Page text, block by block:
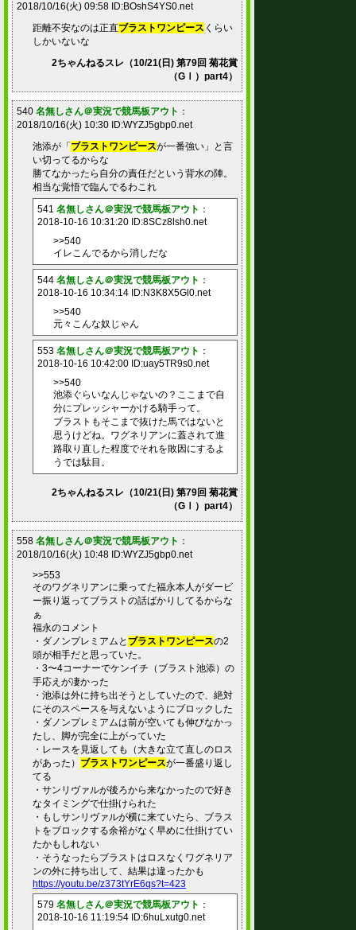
2018/10/16(火) 09:58 ID:BOshS4YS0.net
距離不安なのは正直ブラストワンピース くらい
しかいないな
2ちゃんねるスレ（10/21(日) 第79回 菊花賞
（GⅠ）part4）
540 名無しさん＠実況で競馬板アウト ：
2018/10/16(火) 10:30 ID:WYZJ5gbp0.net
池添が「 ブラストワンピースが一番強い」と言
い切ってるからな
勝てなかったら自分の責任だという背水の陣。
相当な覚悟で臨んでるわこれ
541 名無しさん＠実況で競馬板アウト ：
2018-10-16 10:31:20 ID:8SCz8lsh0.net
>>540
イレこんでるから消しだな
544 名無しさん＠実況で競馬板アウト ：
2018-10-16 10:34:14 ID:N3K8X5Gl0.net
>>540
元々こんな奴じゃん
553 名無しさん＠実況で競馬板アウト ：
2018-10-16 10:42:00 ID:uay5TR9s0.net
>>540
池添ぐらいなんじゃないの？ここまで自
分にプレッシャーかける騎手って。
ブラストもそこまで抜けた馬ではないと
思うけどね。ワグネリアンに蓋されて進
路取り直した程度でそれを敗因にするよ
うでは駄目。
2ちゃんねるスレ（10/21(日) 第79回 菊花賞
（GⅠ）part4）
558 名無しさん＠実況で競馬板アウト ：
2018/10/16(火) 10:48 ID:WYZJ5gbp0.net
>>553
そのワグネリアンに乗ってた福永本人がダービ
ー振り返ってブラストの話ばかりしてるからな
ぁ
福永のコメント
・ダノンプレミアムと ブラストワンピースの2
頭が相手だと思っていた。
・3〜4コーナーでケンイチ（ブラスト池添）の
手応えが凄かった
・池添は外に持ち出そうとしていたので、絶対
にそのスペースを与えないようにブロックした
・ダノンプレミアムは前が空いても伸びなかっ
たし、脚が完全に上がっていた
・レースを見返しても（大きな立て直しのロス
があった） ブラストワンピースが一番盛り返し
てる
・サンリヴァルが後ろから来なかったので好き
なタイミングで仕掛けられた
・もしサンリヴァルが横に来ていたら、ブラス
トをブロックする余裕がなく早めに仕掛けてい
たかもしれない
・そうなったらブラストはロスなくワグネリア
ンの外に持ち出して、結果は違ったかも
https://youtu.be/z373tYrE6qs?t=423
579 名無しさん＠実況で競馬板アウト ：
2018-10-16 11:19:54 ID:6huLxutg0.net